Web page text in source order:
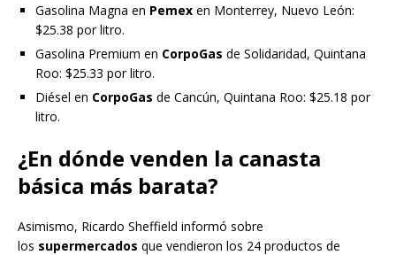
Gasolina Magna en Pemex en Monterrey, Nuevo León:
$25.38 por litro.
Gasolina Premium en CorpoGas de Solidaridad, Quintana
Roo: $25.33 por litro.
Diésel en CorpoGas de Cancún, Quintana Roo: $25.18 por
litro.
¿En dónde venden la canasta
básica más barata?
Asimismo, Ricardo Sheffield informó sobre
los supermercados que vendieron los 24 productos de